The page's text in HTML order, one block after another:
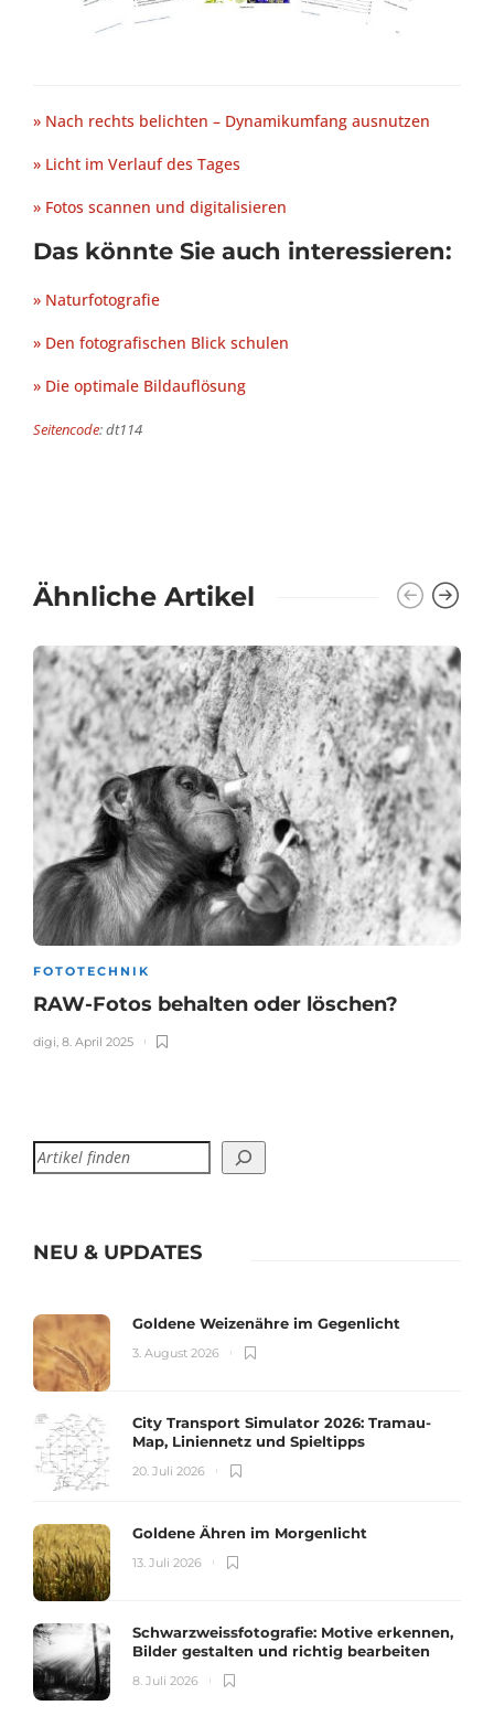
» Nach rechts belichten – Dynamikumfang ausnutzen
» Licht im Verlauf des Tages
» Fotos scannen und digitalisieren
Das könnte Sie auch interessieren:
» Naturfotografie
» Den fotografischen Blick schulen
» Die optimale Bildauflösung
Seitencode: dt114
Ähnliche Artikel
FOTOTECHNIK
RAW-Fotos behalten oder löschen?
digi 8. April 2025
NEU & UPDATES
Goldene Weizenähre im Gegenlicht
3. August 2026
City Transport Simulator 2026: Tramau-
Map, Liniennetz und Spieltipps
20. Juli 2026
Goldene Ähren im Morgenlicht
13. Juli 2026
Schwarzweissfotografie: Motive erkennen,
Bilder gestalten und richtig bearbeiten
8. Juli 2026